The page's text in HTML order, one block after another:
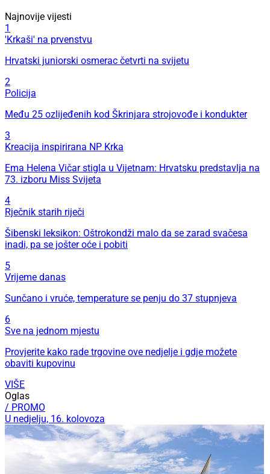
Najnovije vijesti
1
'Krkaši' na prvenstvu
Hrvatski juniorski osmerac četvrti na svijetu
2
Policija
Među 25 ozlijeđenih kod Škrinjara strojovođe i kondukter
3
Kreacija inspirirana NP Krka
Ema Helena Vičar stigla u Vijetnam: Hrvatsku predstavlja na
73. izboru Miss Svijeta
4
Rječnik starih riječi
Šibenski leksikon: Oštrokondži malo da se zarad svačesa
inadi, pa se jošter oće i pobiti
5
Vrijeme danas
Sunčano i vruće, temperature se penju do 37 stupnjeva
6
Sve na jednom mjestu
Provjerite kako rade trgovine ove nedjelje i gdje možete
obaviti kupovinu
VIŠE
Oglas
/ PROMO
U nedjelju, 16. kolovoza